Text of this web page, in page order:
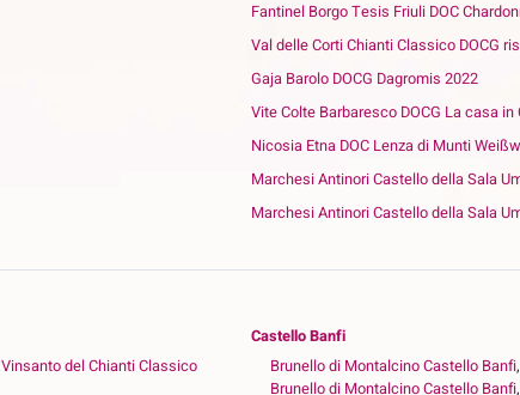
Fantinel Borgo Tesis Friuli DOC
Val delle Corti Chianti Classico DOCG
Gaja Barolo DOCG Dagromis 2022
Vite Colte Barbaresco DOCG La casa in
Nicosia Etna DOC Lenza di Munti
Marchesi Antinori Castello della Sala
Marchesi Antinori Castello della Sala
Vinsanto del Chianti Classico
Castello Banfi
Brunello di Montalcino Castello Banfi,
Brunello di Montalcino Castello Banfi,